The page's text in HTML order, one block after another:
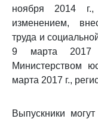
ноября 2014
изменением,
труда и
9 марта 2017
Министерством
марта 2017 г.,
Выпускники